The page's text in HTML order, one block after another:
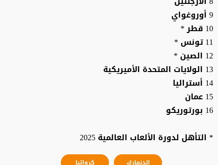
9 أوروغواي
10 قطر *
11 تونس *
12 الصين *
13 الولايات المتحدة الأميريكية
14 أستراليا
15 عمان
16 بورتوريكو
* التأهل لدورة الألعاب العالمية 2025
الدنمارك كرواتيا